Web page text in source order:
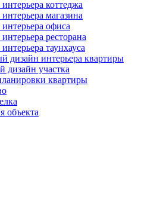
коттеджа
магазина
офиса
ресторана
таунхауса
дизайн интерьера квартиры
участка
квартиры
объекта